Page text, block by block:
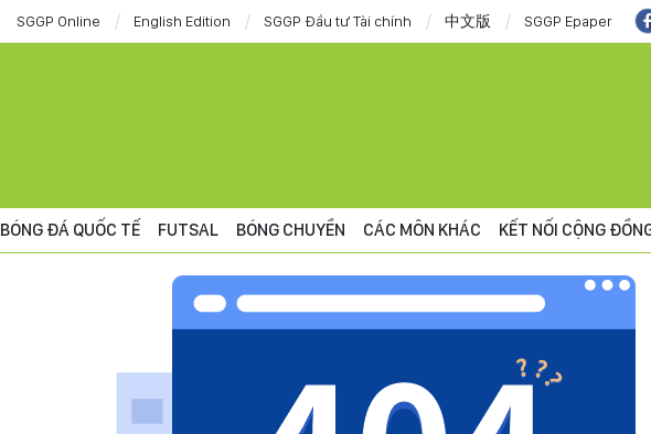
SGGP Online English Edition SGGP Đầu tư Tài chính 中文版 SGGP Epaper
BÓNG ĐÁ QUỐC TẾ FUTSAL BÓNG CHUYỀN CÁC MÔN KHÁC KẾT NỐI CỘNG